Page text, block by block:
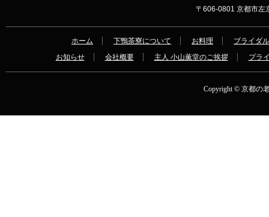
〒606-0801 京都市左
ホーム 下鴨茶寮について お料理
ブライダル
お知らせ
会社概要 主人 小山薫堂のご挨拶 プラ
Copyright © 京都の